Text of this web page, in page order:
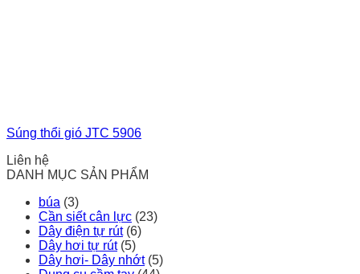
Súng thổi gió JTC 5906
Liên hệ
DANH MỤC SẢN PHẨM
búa (3)
Cần siết cân lực (23)
Dây điện tự rút (6)
Dây hơi tự rút (5)
Dây hơi- Dây nhớt (5)